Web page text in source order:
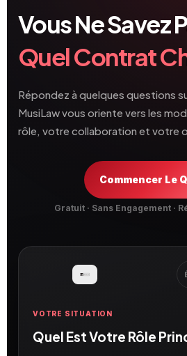
Vous Ne Savez
Quel Contrat
Répondez à quelques questions
MusiLaw vous oriente vers les
rôle, votre collaboration et votre
Commencer Le
Gratuit · Sans Engagement ·
VOTRE SITUATION
Quel Est Votre Rôle